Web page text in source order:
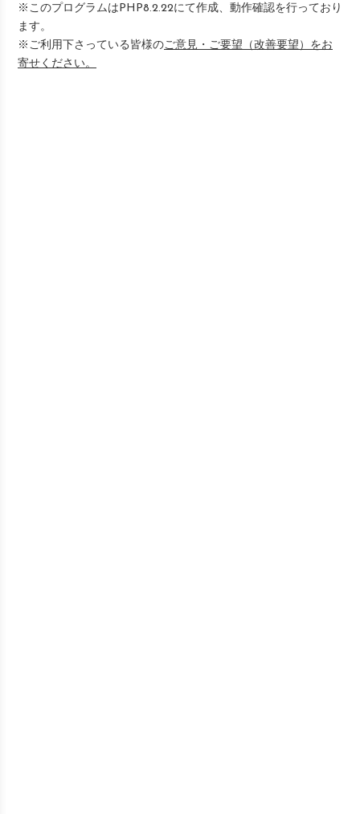
※このプログラムはPHP8.2.22にて作成、動作確認を行っており
ます。
※ご利用下さっている皆様のご意見・ご要望（改善要望）をお
寄せください。